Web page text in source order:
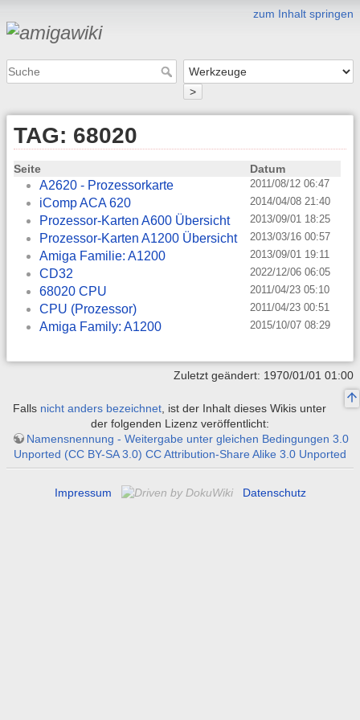
zum Inhalt springen
>
TAG: 68020
Seite Datum
A2620 - Prozessorkarte 2011/08/12 06:47
iComp ACA 620 2014/04/08 21:40
Prozessor-Karten A600 Übersicht 2013/09/01 18:25
Prozessor-Karten A1200 Übersicht 2013/03/16 00:57
Amiga Familie: A1200 2013/09/01 19:11
CD32 2022/12/06 06:05
68020 CPU 2011/04/23 05:10
CPU (Prozessor) 2011/04/23 00:51
Amiga Family: A1200 2015/10/07 08:29
Zuletzt geändert: 1970/01/01 01:00
Falls nicht anders bezeichnet , ist der Inhalt dieses Wikis unter
der folgenden Lizenz veröffentlicht:
Namensnennung - Weitergabe unter gleichen Bedingungen 3.0
Unported (CC BY-SA 3.0) CC Attribution-Share Alike 3.0 Unported
Impressum Datenschutz